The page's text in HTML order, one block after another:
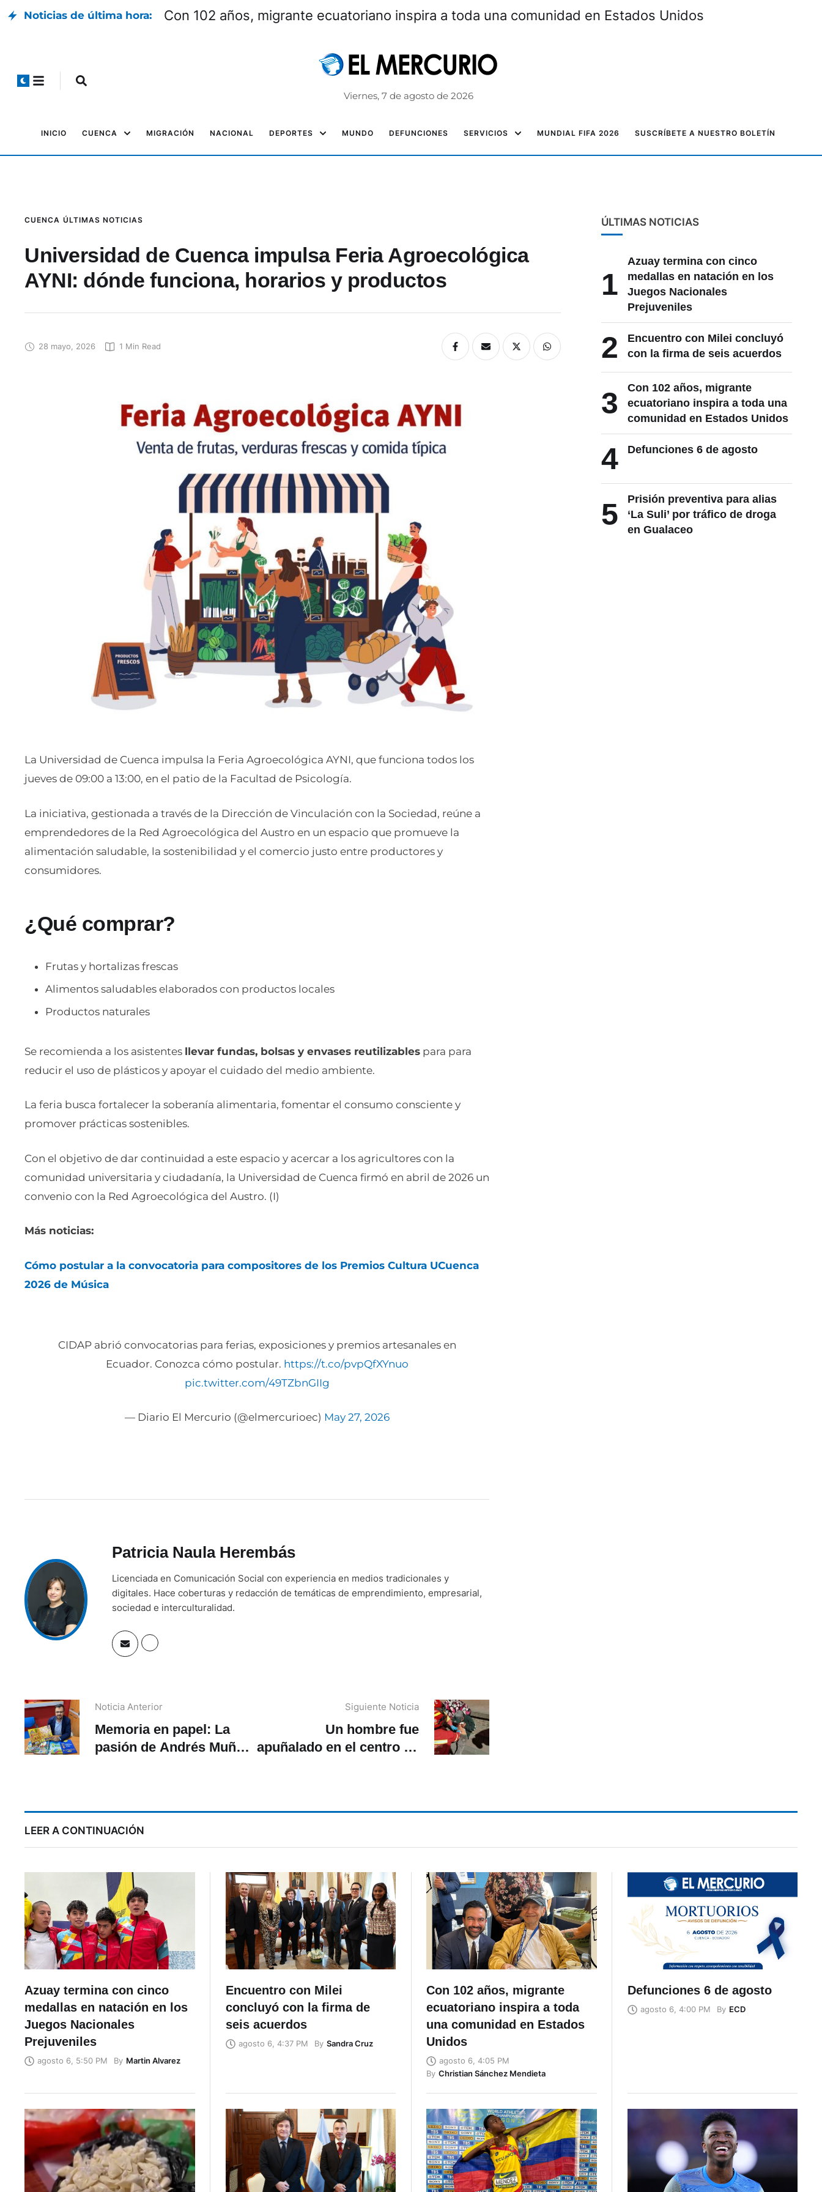
Noticias de última hora: Con 102 años, migrante ecuatoriano inspira a toda una comunidad en Estados Unidos
Viernes, 7 de agosto de 2026
INICIO CUENCA MIGRACIÓN NACIONAL DEPORTES MUNDO DEFUNCIONES SERVICIOS MUNDIAL FIFA 2026 SUSCRÍBETE A NUESTRO BOLETÍN
CUENCA ÚLTIMAS NOTICIAS
Universidad de Cuenca impulsa Feria Agroecológica
AYNI: dónde funciona, horarios y productos
28 mayo, 2026 1 Min Read
La Universidad de Cuenca impulsa la Feria Agroecológica AYNI, que funciona todos los
jueves de 09:00 a 13:00, en el patio de la Facultad de Psicología.
La iniciativa, gestionada a través de la Dirección de Vinculación con la Sociedad, reúne a
emprendedores de la Red Agroecológica del Austro en un espacio que promueve la
alimentación saludable, la sostenibilidad y el comercio justo entre productores y
consumidores.
¿Qué comprar?
Frutas y hortalizas frescas
Alimentos saludables elaborados con productos locales
Productos naturales
Se recomienda a los asistentes llevar fundas, bolsas y envases reutilizables para para
reducir el uso de plásticos y apoyar el cuidado del medio ambiente.
La feria busca fortalecer la soberanía alimentaria, fomentar el consumo consciente y
promover prácticas sostenibles.
Con el objetivo de dar continuidad a este espacio y acercar a los agricultores con la
comunidad universitaria y ciudadanía, la Universidad de Cuenca firmó en abril de 2026 un
convenio con la Red Agroecológica del Austro. (I)
Más noticias:
Cómo postular a la convocatoria para compositores de los Premios Cultura UCuenca
2026 de Música
CIDAP abrió convocatorias para ferias, exposiciones y premios artesanales en
Ecuador. Conozca cómo postular. https://t.co/pvpQfXYnuo
pic.twitter.com/49TZbnGIIg
— Diario El Mercurio (@elmercurioec) May 27, 2026
Patricia Naula Herembás
Licenciada en Comunicación Social con experiencia en medios tradicionales y
digitales. Hace coberturas y redacción de temáticas de emprendimiento, empresarial,
sociedad e interculturalidad.
Noticia Anterior
Memoria en papel: La
pasión de Andrés Muñoz
Siguiente Noticia
Un hombre fue
apuñalado en el centro de
ÚLTIMAS NOTICIAS
1
Azuay termina con cinco
medallas en natación en los
Juegos Nacionales
Prejuveniles
2
Encuentro con Milei concluyó
con la firma de seis acuerdos
3
Con 102 años, migrante
ecuatoriano inspira a toda una
comunidad en Estados Unidos
4 Defunciones 6 de agosto
5
Prisión preventiva para alias
‘La Suli’ por tráfico de droga
en Gualaceo
LEER A CONTINUACIÓN
Azuay termina con cinco
medallas en natación en los
Juegos Nacionales
Prejuveniles
agosto 6, 5:50 PM By Martin Alvarez
Encuentro con Milei
concluyó con la firma de
seis acuerdos
agosto 6, 4:37 PM By Sandra Cruz
Con 102 años, migrante
ecuatoriano inspira a toda
una comunidad en Estados
Unidos
agosto 6, 4:05 PM
By Christian Sánchez Mendieta
Defunciones 6 de agosto
agosto 6, 4:00 PM By ECD